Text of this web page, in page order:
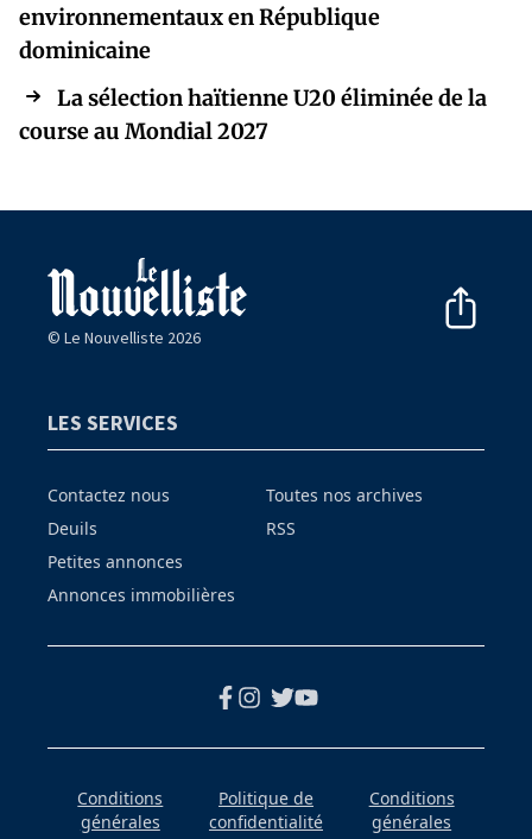
environnementaux en République
dominicaine
La sélection haïtienne U20 éliminée de la
course au Mondial 2027
© Le Nouvelliste 2026
LES SERVICES
Contactez nous
Deuils
Petites annonces
Annonces immobilières
Toutes nos archives
RSS
Conditions
générales
Politique de
confidentialité
Conditions
générales